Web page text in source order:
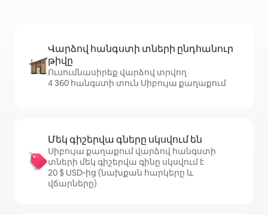
Վարձով հանգստի տների ընդհանուր
թիվը
Ուսումնասիրեք վարձով տրվող
4 360 հանգստի տուն Սիբույա քաղաքում
Մեկ գիշերվա գները սկսվում են
Սիբույա քաղաքում վարձով հանգստի
տների մեկ գիշերվա գինը սկսվում է
20 $ USD-ից (նախքան հարկերը և
վճարները)